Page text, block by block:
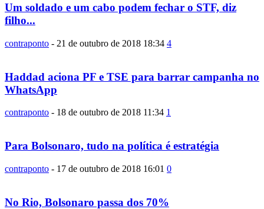
Um soldado e um cabo podem fechar o STF, diz
filho...
contraponto - 21 de outubro de 2018 18:34 4
Haddad aciona PF e TSE para barrar campanha no
WhatsApp
contraponto - 18 de outubro de 2018 11:34 1
Para Bolsonaro, tudo na política é estratégia
contraponto - 17 de outubro de 2018 16:01 0
No Rio, Bolsonaro passa dos 70%